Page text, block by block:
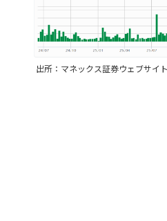
出所：マネックス証券ウェブサイ